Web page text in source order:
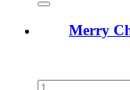
Merry